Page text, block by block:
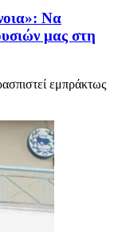
Να
μας στη
εμπράκτως